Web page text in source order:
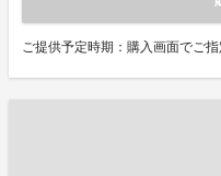
ご提供予定時期：購入画面でご